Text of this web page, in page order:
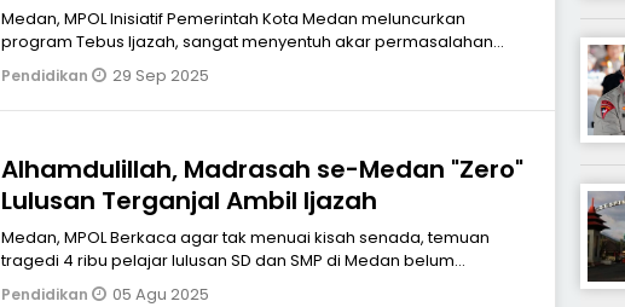
Medan, MPOL Inisiatif Pemerintah Kota Medan meluncurkan
program Tebus Ijazah, sangat menyentuh akar permasalahan
dunia pendidikan di kalang
Pendidikan 29 Sep 2025
Alhamdulillah, Madrasah se-Medan "Zero"
Lulusan Terganjal Ambil Ijazah
Medan, MPOL Berkaca agar tak menuai kisah senada, temuan
tragedi 4 ribu pelajar lulusan SD dan SMP di Medan belum
mengambil ijazah karena t
Pendidikan 05 Agu 2025